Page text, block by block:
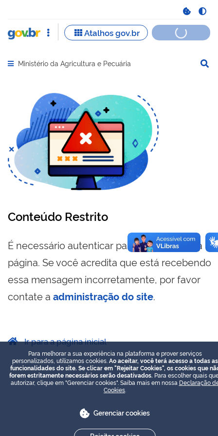
Abrir menu principal de navegação
Ministério da Agricultura e Pecuária
Conteúdo Restrito
É necessário autenticar para visualizar essa
página. Se você acredita que está recebendo
essa mensagem incorretamente, por favor
contate a administração do site.
Ir para a página inicial
Para melhorar a sua experiência na plataforma e prover serviços
personalizados, utilizamos cookies. Ao aceitar, você terá acesso a todas as
funcionalidades do site. Se clicar em "Rejeitar Cookies", os cookies que
forem estritamente necessários serão desativados. Para escolher quais
autorizar, clique em "Gerenciar cookies". Saiba mais em nossa Declaração
Cookies
Gerenciar cookies